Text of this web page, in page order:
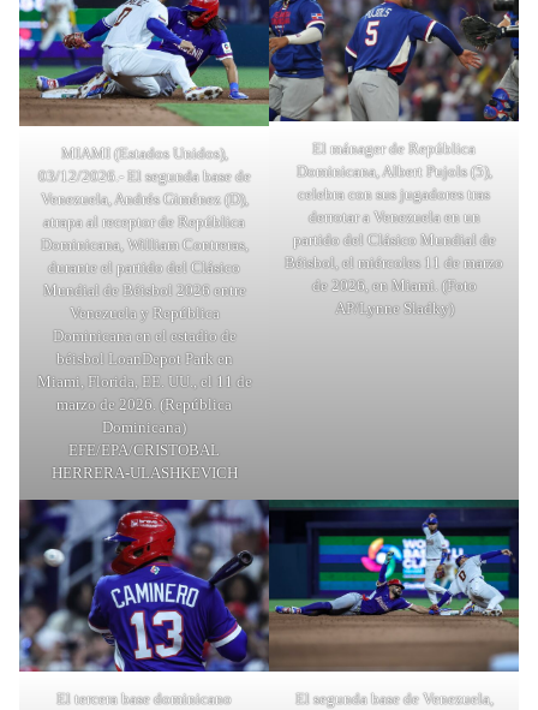
MIAMI (Estados Unidos),
03/12/2026.- El segunda base de
Venezuela, Andrés Giménez (D),
atrapa al receptor de República
Dominicana, William Contreras,
durante el partido del Clásico
Mundial de Béisbol 2026 entre
Venezuela y República
Dominicana en el estadio de
béisbol LoanDepot Park en
Miami, Florida, EE. UU., el 11 de
marzo de 2026. (República
Dominicana)
EFE/EPA/CRISTOBAL
HERRERA-ULASHKEVICH
El mánager de República
Dominicana, Albert Pujols (5),
celebra con sus jugadores tras
derrotar a Venezuela en un
partido del Clásico Mundial de
Béisbol, el miércoles 11 de marzo
de 2026, en Miami. (Foto
AP/Lynne Sladky)
El tercera base dominicano
El segunda base de Venezuela,